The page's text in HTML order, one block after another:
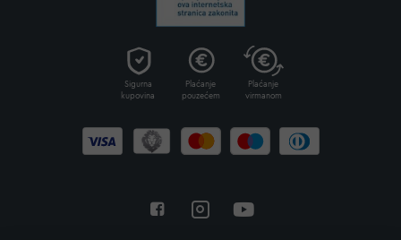
Sigurna
kupovina
Plaćanje
pouzećem
Plaćanje
virmanom